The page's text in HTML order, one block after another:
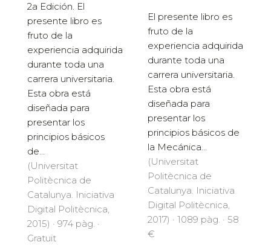
2a Edición. El
presente libro es
fruto de la
experiencia adquirida
durante toda una
carrera universitaria.
Esta obra está
diseñada para
presentar los
principios básicos
de...
(Universitat
Politècnica de
Catalunya. Iniciativa
Digital Politècnica,
2015) · 974 pàg. ·
Gratuït
El presente libro es
fruto de la
experiencia adquirida
durante toda una
carrera universitaria.
Esta obra está
diseñada para
presentar los
principios básicos de
la Mecánica...
(Universitat
Politècnica de
Catalunya. Iniciativa
Digital Politècnica,
2017) · 1089 pàg. · 58
€